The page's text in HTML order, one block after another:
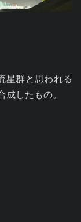
星群と思われる
したもの。